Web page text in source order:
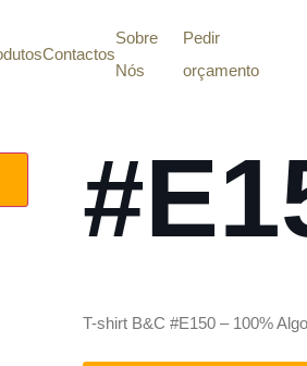
Contactos
Sobre
Nós
Pedir
orçamento
T-shirt B&C #E150 – 100%